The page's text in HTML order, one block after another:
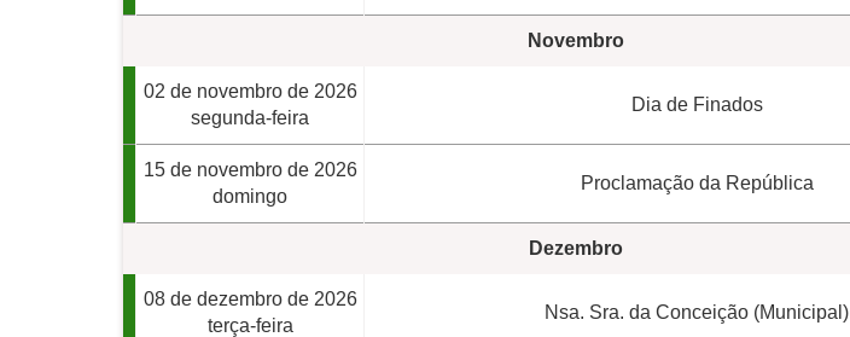
Novembro
02 de novembro de 2026
segunda-feira
Dia de Finados
15 de novembro de 2026
domingo
Proclamação da República
Dezembro
08 de dezembro de 2026
terça-feira
Nsa. Sra. da Conceição (Municipal)